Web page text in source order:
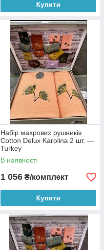
Купити
Набір махрових рушників
Cotton Delux Karolina 2 шт. —
Turkey
В наявності
1 056 ₴/комплект
Купити